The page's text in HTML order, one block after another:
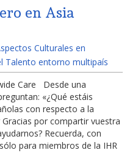
en Asia
Culturales en
Talento entorno multipaís
Care Desde una
«¿Qué estáis
con respecto a la
por compartir vuestra
Recuerda, con
para miembros de la IHR